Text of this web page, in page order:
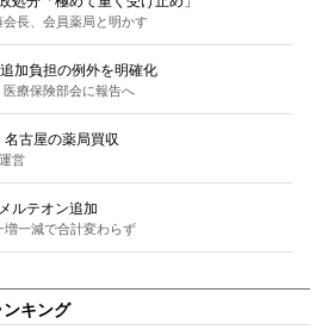
長、会員薬局と明かす
加負担の例外を明確化
療保険部会に報告へ
古屋の薬局買収
営
ルテオン追加
増一減で合計変わらず
キング